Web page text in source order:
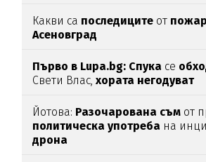
Какви са последиците от
Асеновград
Първо в Lupa.bg: Спука се
Свети Влас,хората негодуват
Йотова: Разочарована съм от
политическа употреба на
дрона